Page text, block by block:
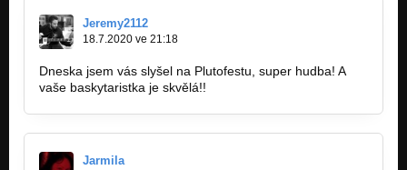
Jeremy2112
18.7.2020 ve 21:18
Dneska jsem vás slyšel na Plutofestu, super hudba! A
vaše baskytaristka je skvělá!!
Jarmila